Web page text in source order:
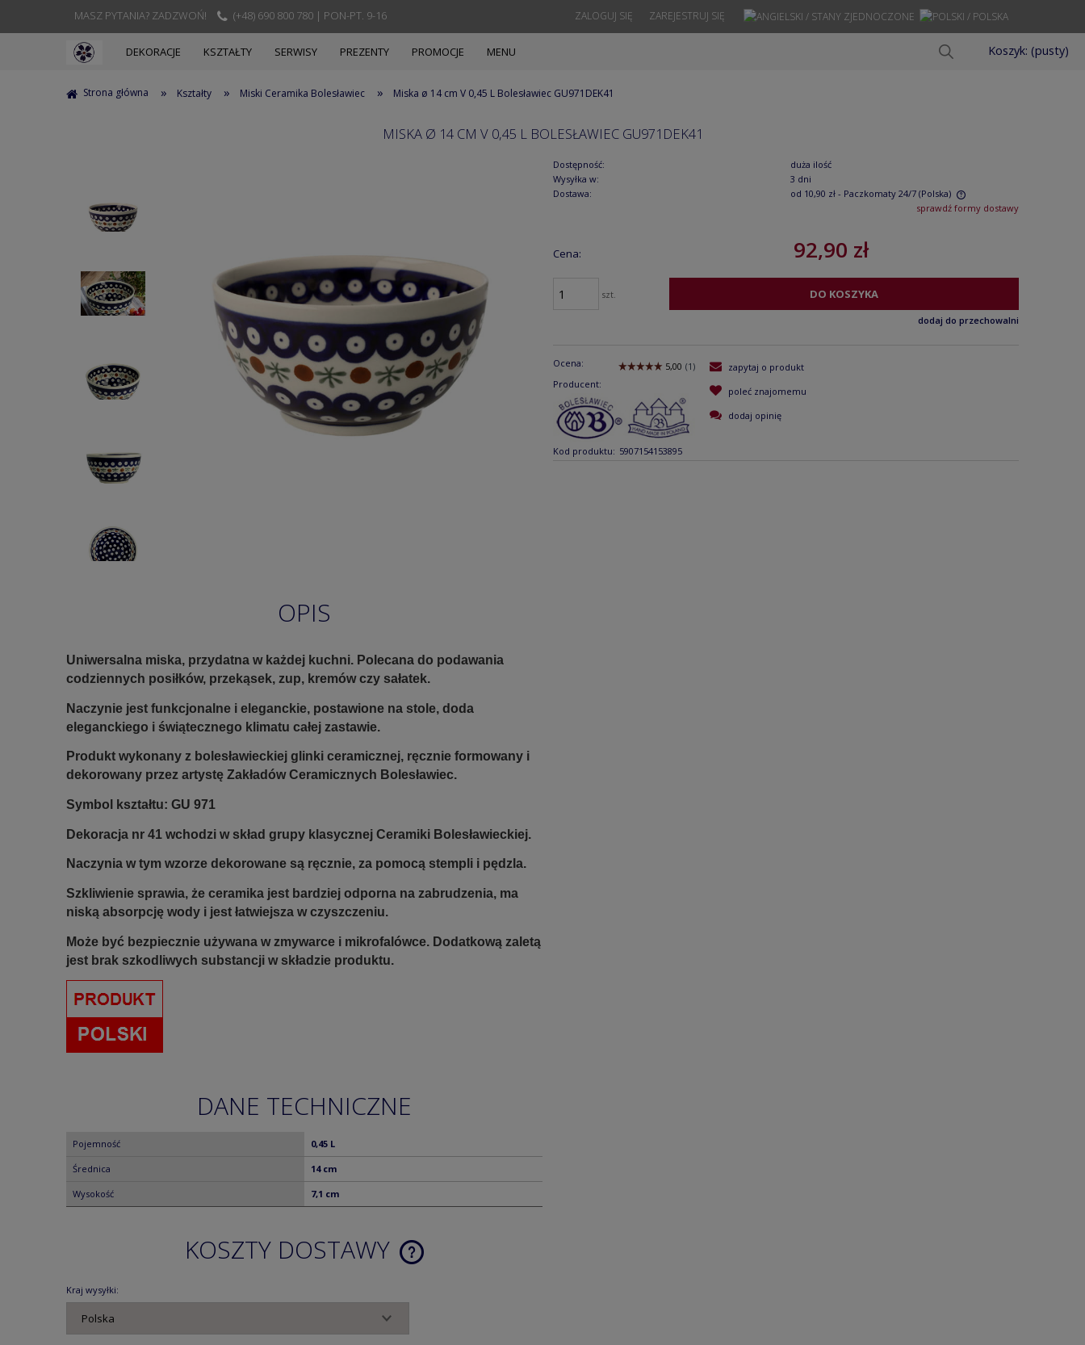
MASZ PYTANIA? ZADZWOŃ! (+48) 690 800 780 | PON-PT. 9-16 ZAREJESTRUJ SIĘ
ZALOGUJ SIĘ
Koszyk: (pusty)
DEKORACJE KSZTAŁTY SERWISY PREZENTY PROMOCJE MENU
Strona główna » Kształty » Miski Ceramika Bolesławiec » Miska ø 14 cm V 0,45 L Bolesławiec GU971DEK41
MISKA Ø 14 CM V 0,45 L BOLESŁAWIEC GU971DEK41
Dostępność:
duża ilość
Wysyłka w:
3 dni
Dostawa:
od 10,90 zł - Paczkomaty 24/7 (Polska)
sprawdź formy dostawy
Cena: 92,90 zł
szt. DO KOSZYKA
dodaj do przechowalni
Ocena:
Producent:
Kod produktu: 5907154153895
zapytaj o produkt
poleć znajomemu
dodaj opinię
OPIS
Uniwersalna miska, przydatna w każdej kuchni. Polecana do podawania
codziennych posiłków, przekąsek, zup, kremów czy sałatek.
Naczynie jest funkcjonalne i eleganckie, postawione na stole, doda
eleganckiego i świątecznego klimatu całej zastawie.
Produkt wykonany z bolesławieckiej glinki ceramicznej, ręcznie formowany i
dekorowany przez artystę Zakładów Ceramicznych Bolesławiec.
Symbol kształtu: GU 971
Dekoracja nr 41 wchodzi w skład grupy klasycznej Ceramiki Bolesławieckiej.
Naczynia w tym wzorze dekorowane są ręcznie, za pomocą stempli i pędzla.
Szkliwienie sprawia, że ceramika jest bardziej odporna na zabrudzenia, ma
niską absorpcję wody i jest łatwiejsza w czyszczeniu.
Może być bezpiecznie używana w zmywarce i mikrofalówce. Dodatkową zaletą
jest brak szkodliwych substancji w składzie produktu.
DANE TECHNICZNE
Pojemność 0,45 L
Średnica 14 cm
Wysokość 7,1 cm
KOSZTY DOSTAWY
Kraj wysyłki: